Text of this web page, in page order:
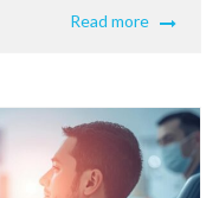
Read more